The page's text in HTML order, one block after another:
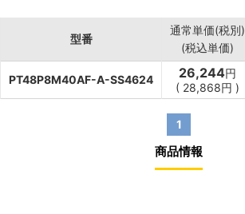
型番
通常単価(税別)
(税込単価)
PT48P8M40AF-A-SS4624 26,244円
( 28,868円 )
1
商品情報